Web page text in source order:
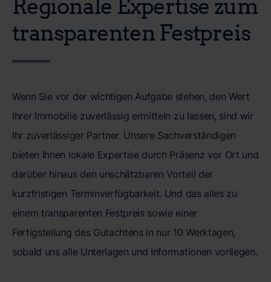
transparenten Festpreis
Wenn Sie vor der wichtigen Aufgabe stehen, den Wert
Ihrer Immobilie zuverlässig ermitteln zu lassen, sind wir
Ihr zuverlässiger Partner. Unsere Sachverständigen
bieten Ihnen lokale Expertise durch Präsenz vor Ort und
darüber hinaus den unschätzbaren Vorteil der
kurzfristigen Terminverfügbarkeit. Und das alles zu
einem transparenten Festpreis sowie einer
Fertigstellung des Gutachtens in nur 10 Werktagen,
sobald uns alle Unterlagen und Informationen vorliegen.